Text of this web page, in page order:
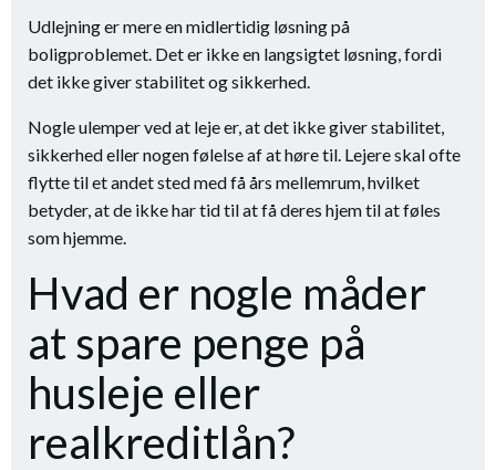
Udlejning er mere en midlertidig løsning på
boligproblemet. Det er ikke en langsigtet løsning, fordi
det ikke giver stabilitet og sikkerhed.
Nogle ulemper ved at leje er, at det ikke giver stabilitet,
sikkerhed eller nogen følelse af at høre til. Lejere skal ofte
flytte til et andet sted med få års mellemrum, hvilket
betyder, at de ikke har tid til at få deres hjem til at føles
som hjemme.
Hvad er nogle måder
at spare penge på
husleje eller
realkreditlån?